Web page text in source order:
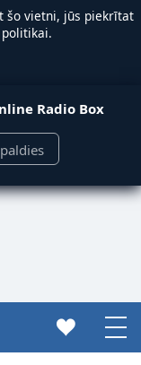
šo vietni, jūs piekrītat
Radio Box